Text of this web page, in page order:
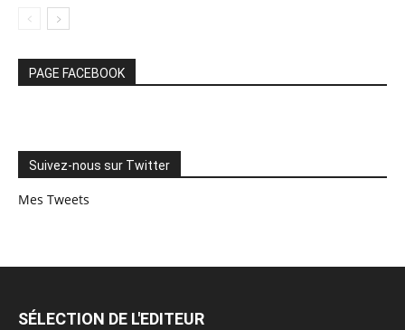
PAGE FACEBOOK
Suivez-nous sur Twitter
Mes Tweets
SÉLECTION DE L'EDITEUR